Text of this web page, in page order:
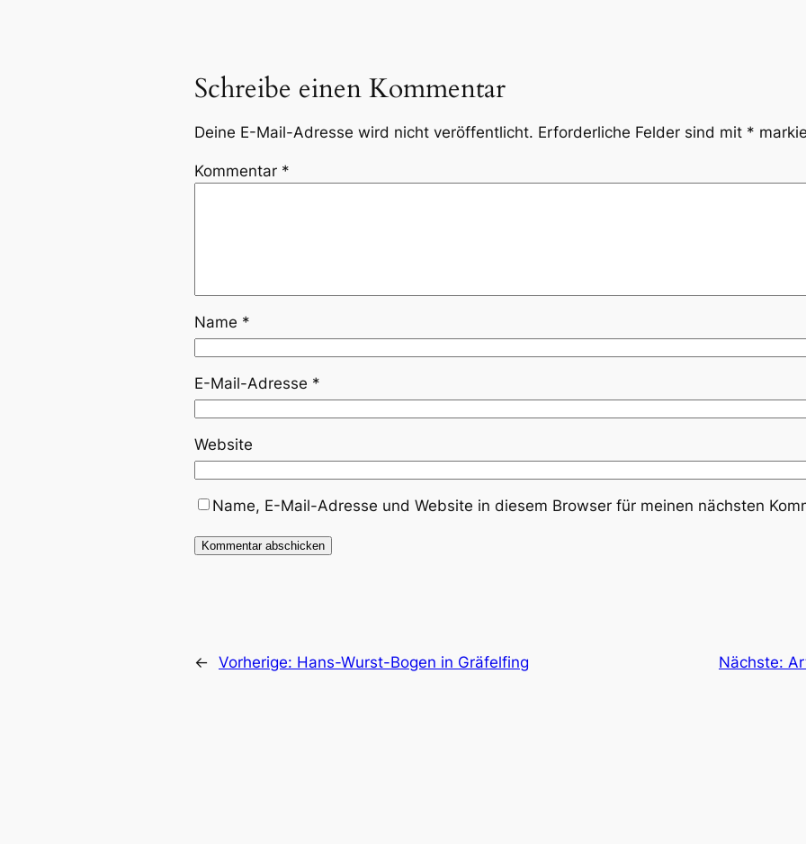
Schreibe einen Kommentar
Deine E-Mail-Adresse wird nicht veröffentlicht. Erforderliche Felder sind mit *
Kommentar *
Name *
E-Mail-Adresse *
Website
Name, E-Mail-Adresse und Website in diesem Browser für meinen nächsten
← Vorherige: Hans-Wurst-Bogen in Gräfelfing Nächste: